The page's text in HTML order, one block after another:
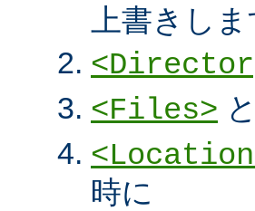
上書きし
<Files> と
時に